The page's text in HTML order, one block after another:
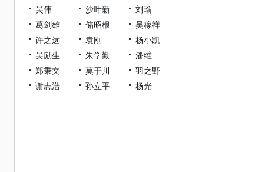
吴伟
沙叶新
刘瑜
葛剑雄
储昭根
吴稼祥
许之远
袁刚
杨小凯
吴励生
朱学勤
潘维
郑秉文
莫于川
羽之野
谢志浩
孙立平 杨光